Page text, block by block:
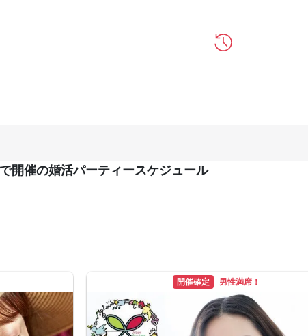
開催の婚活パーティースケジュール
開催確定 男性満席！